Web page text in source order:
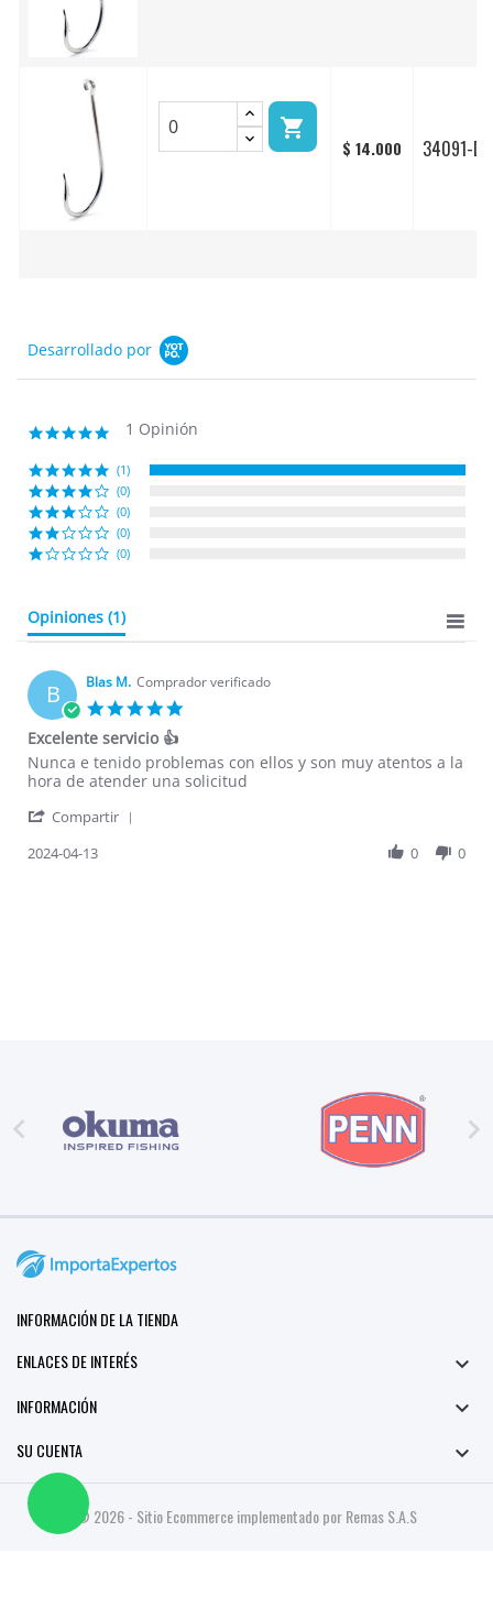

$ 14.000 34091-
Desarrollado por
5.0
rating
1 Opinión
(1)
(0)
(0)
(0)
(0)
Opiniones (1)
B Blas M. Comprador verificado
Excelente servicio 👍
Review
by
M.
13
review
stating
servicio
Nunca e tenido problemas con ellos y son muy atentos a la
hora de atender una solicitud
Compartir
2024-04-13 0 0
 
INFORMACIÓN DE LA TIENDA
ENLACES DE INTERÉS

INFORMACIÓN 
SU CUENTA 
© 2026 - Sitio Ecommerce implementado por Remas S.A.S